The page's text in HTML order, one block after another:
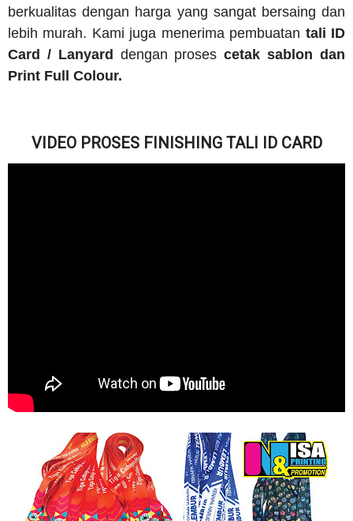
berkualitas dengan harga yang sangat bersaing dan
lebih murah. Kami juga menerima pembuatan tali ID
Card / Lanyard dengan prosescetak sablon dan
Print Full Colour.
VIDEO PROSES FINISHING TALI ID CARD